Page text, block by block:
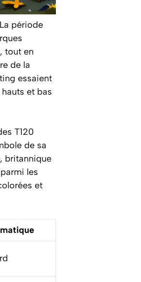
période
tout en
de la
essaient
et bas
T120
de sa
britannique
les
et